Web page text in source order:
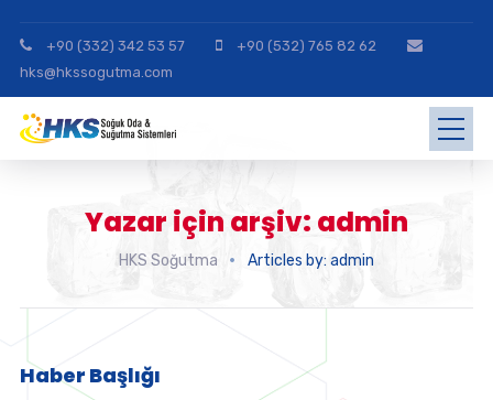
+90 (332) 342 53 57
+90 (532) 765 82 62
hks@hkssogutma.com
Yazar için arşiv: admin
HKS Soğutma Articles by: admin
Haber Başlığı